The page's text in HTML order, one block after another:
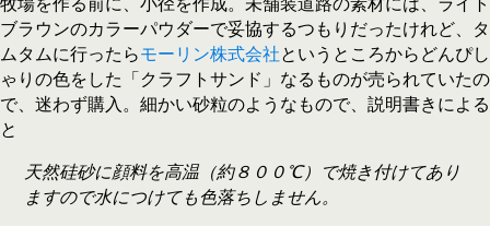
ブラウンのカラーパウダーで妥協するつもりだったけれど、タ
ムタムに行ったらモーリン株式会社というところからどんぴし
ゃりの色をした「クラフトサンド」なるものが売られていたの
で、迷わず購入。細かい砂粒のようなもので、説明書きによる
と
天然硅砂に顔料を高温（約８００℃）で焼き付けてあり
ますので水につけても色落ちしません。